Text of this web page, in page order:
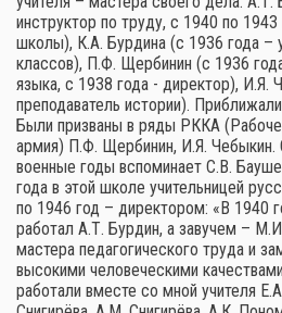
инструктор по труду, с 1940 по
школы), К.А. Бурдина (с 1936 года –
классов), П.Ф. Щербинин (с 1936
языка, с 1938 года - директор), И.Я.
преподаватель истории).
Были призваны в ряды РККА
армия) П.Ф. Щербинин, И.Я. Чебыкин.
военные годы вспоминает С.В.
года в этой школе учительницей
по 1946 год – директором: «В 1940
работал А.Т. Бурдин, а завучем –
мастера педагогического труда и
высокими человеческими
работали вместе со мной учителя